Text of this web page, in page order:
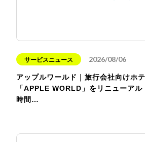
サービスニュース 2026/08/06
アップルワールド｜旅行会社向けホ
「APPLE WORLD」をリニューア
時間…